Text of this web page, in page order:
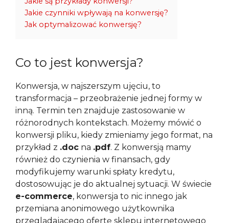
Jakie czynniki wpływają na konwersję?
Jak optymalizować konwersję?
Co to jest konwersja?
Konwersja, w najszerszym ujęciu, to
transformacja – przeobrażenie jednej formy w
inną. Termin ten znajduje zastosowanie w
różnorodnych kontekstach. Możemy mówić o
konwersji pliku, kiedy zmieniamy jego format, na
przykład z .doc na .pdf. Z konwersją mamy
również do czynienia w finansach, gdy
modyfikujemy warunki spłaty kredytu,
dostosowując je do aktualnej sytuacji. W świecie
e-commerce, konwersja to nic innego jak
przemiana anonimowego użytkownika
przeglądającego ofertę sklepu internetowego